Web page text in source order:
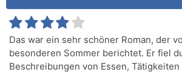
Das war ein sehr schöner Roman, der
besonderen Sommer berichtet. Er fiel
Beschreibungen von Essen, Tätigkeiten